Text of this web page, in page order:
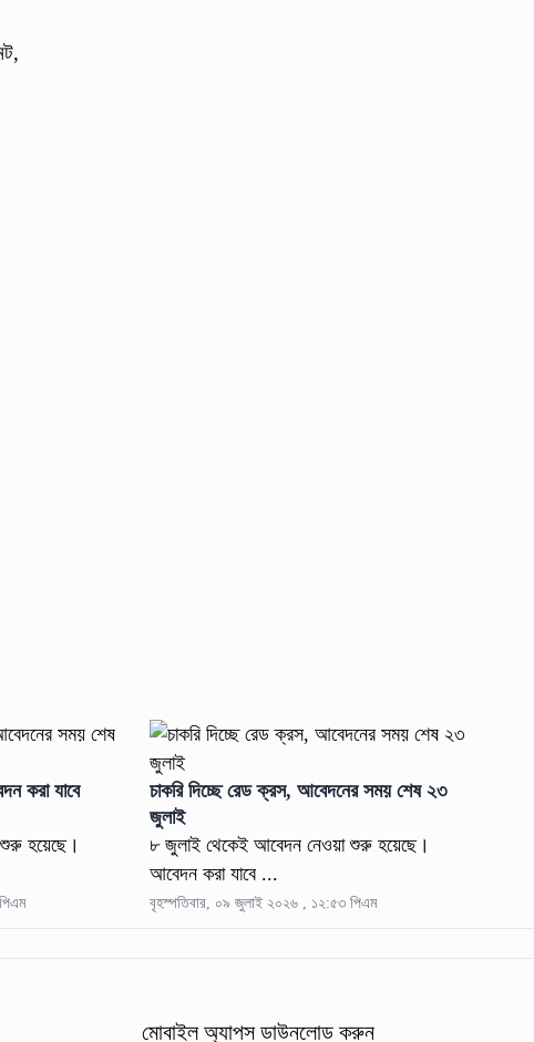
করা যাবে
হয়েছে।
চাকরি দিচ্ছে রেড ক্রস, আবেদনের সময় শেষ ২৩
জুলাই
৮ জুলাই থেকেই আবেদন নেওয়া শুরু হয়েছে।
আবেদন করা যাবে ...
বৃহস্পতিবার, ০৯ জুলাই ২০২৬ , ১২:৫৩ পিএম
মোবাইল অ্যাপস ডাউনলোড করুন